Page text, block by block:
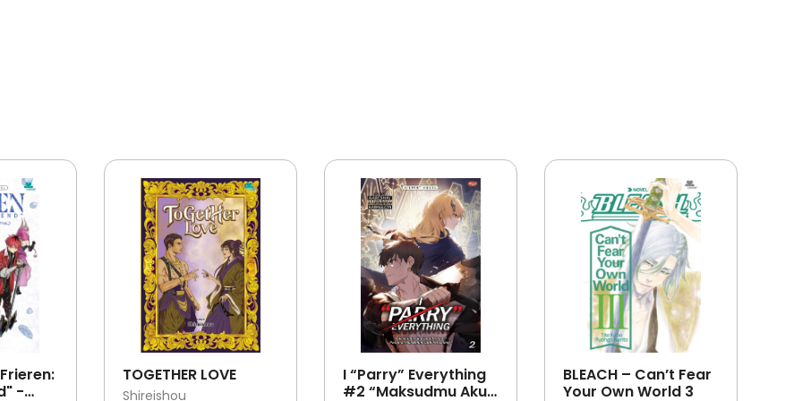
-
TOGETHER LOVE
Shireishou
I “Parry” Everything
#2 “Maksudmu Aku
BLEACH – Can’t Fear
Your Own World 3